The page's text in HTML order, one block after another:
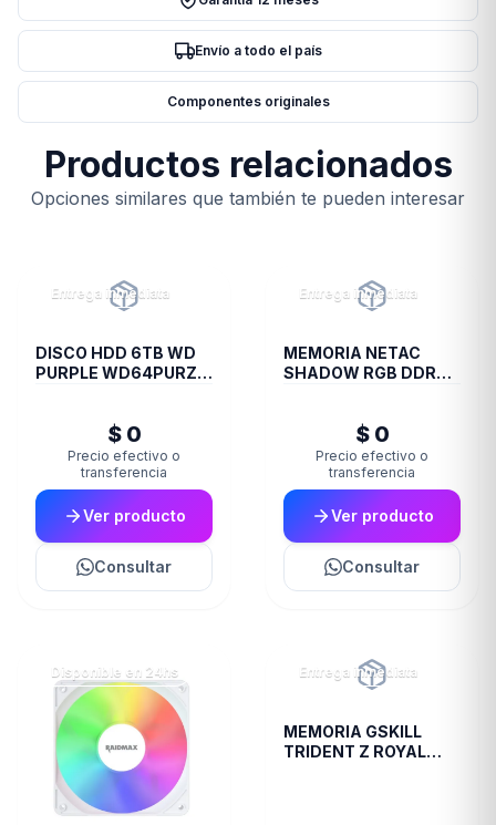
cantidad
Envío a todo el país
Componentes originales
Productos relacionados
Opciones similares que también te pueden interesar
Entrega inmediata
DISCO HDD 6TB WD
PURPLE WD64PURZ
$ 0
Precio efectivo o
transferencia
Ver producto
Consultar
Entrega inmediata
MEMORIA NETAC
SHADOW RGB DDR4
$ 0
Precio efectivo o
transferencia
Ver producto
Consultar
Disponible en 24hs Entrega inmediata
MEMORIA GSKILL
TRIDENT Z ROYAL